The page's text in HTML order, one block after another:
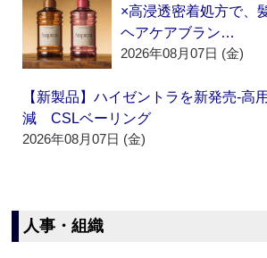
×高浸透密着処方で、
ヘアケアブラン…
2026年08月07日 (金)
【新製品】ハイゼントラを新発売‐高
減 CSLベーリング
2026年08月07日 (金)
人事・組織